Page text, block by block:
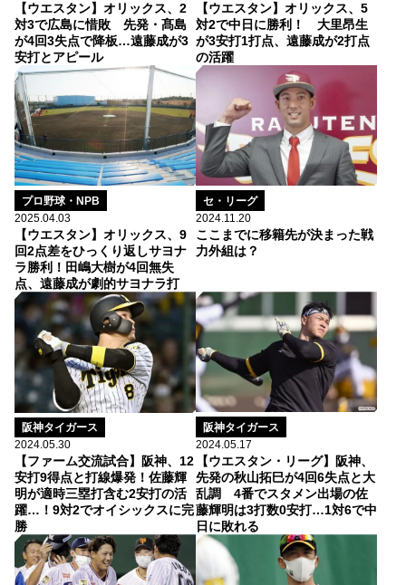
【ウエスタン】オリックス、2
対3で広島に惜敗 先発・髙島
が4回3失点で降板…遠藤成が3
安打とアピール
【ウエスタン】オリックス、5
対2で中日に勝利！ 大里昂生
が3安打1打点、遠藤成が2打点
の活躍
プロ野球・NPB
2025.04.03
【ウエスタン】オリックス、9
回2点差をひっくり返しサヨナ
ラ勝利！田嶋大樹が4回無失
点、遠藤成が劇的サヨナラ打
セ・リーグ
2024.11.20
ここまでに移籍先が決まった戦
力外組は？
阪神タイガース
2024.05.30
【ファーム交流試合】阪神、12
安打9得点と打線爆発！佐藤輝
明が適時三塁打含む2安打の活
躍…！9対2でオイシックスに完
勝
阪神タイガース
2024.05.17
【ウエスタン・リーグ】阪神、
先発の秋山拓巳が4回6失点と大
乱調 4番でスタメン出場の佐
藤輝明は3打数0安打…1対6で中
日に敗れる